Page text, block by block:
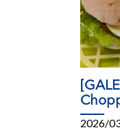
2026/